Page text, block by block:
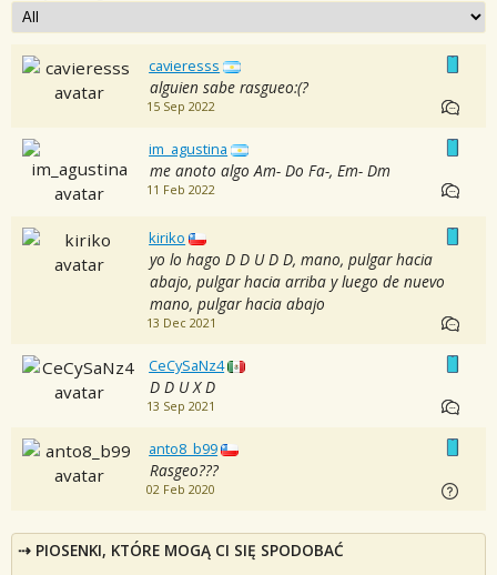
cavieresss
alguien sabe rasgueo:(?
15 Sep 2022
im_agustina
me anoto algo Am- Do Fa-, Em- Dm
11 Feb 2022
kiriko
yo lo hago D D U D D, mano, pulgar hacia
abajo, pulgar hacia arriba y luego de nuevo
mano, pulgar hacia abajo
13 Dec 2021
CeCySaNz4
D D U X D
13 Sep 2021
anto8_b99
Rasgeo???
02 Feb 2020
PIOSENKI, KTÓRE MOGĄ CI SIĘ SPODOBAĆ